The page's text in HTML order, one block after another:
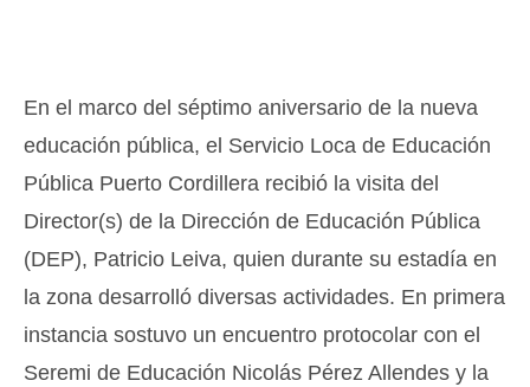
En el marco del séptimo aniversario de la nueva
educación pública, el Servicio Loca de Educación
Pública Puerto Cordillera recibió la visita del
Director(s) de la Dirección de Educación Pública
(DEP), Patricio Leiva, quien durante su estadía en
la zona desarrolló diversas actividades. En primera
instancia sostuvo un encuentro protocolar con el
Seremi de Educación Nicolás Pérez Allendes y la